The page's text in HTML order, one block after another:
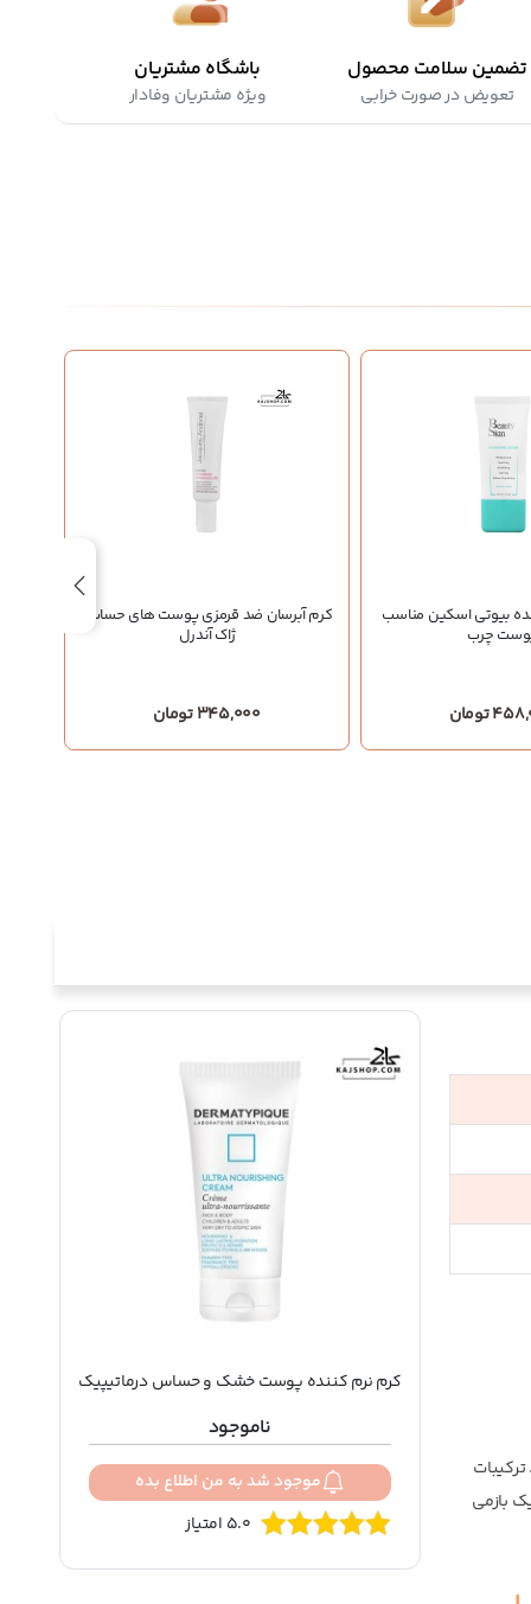
تضمین سلامت محصول
تعویض در صورت خرابی
باشگاه مشتریان
ویژه مشتریان وفادار
بیوتی اسکین مناسب
چرب
تومان
کرم آبرسان ضد قرمزی پوست های حساس
ژاک آندرل
345,000 تومان
بازمی
کرم نرم کننده پوست خشک و حساس درماتیپیک
ناموجود
موجود شد به من اطلاع بده
5.0 امتیاز